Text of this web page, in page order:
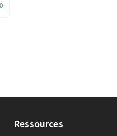
0
Ressources